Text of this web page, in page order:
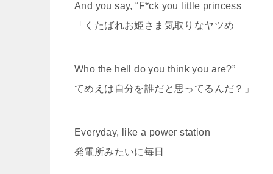
And you say, “F*ck you little princess
「くたばれお姫さま気取りなヤツめ
Who the hell do you think you are?”
てめえは自分を誰だと思ってるんだ？」
Everyday, like a power station
発電所みたいに毎日